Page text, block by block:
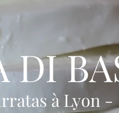
DI
à Lyon -